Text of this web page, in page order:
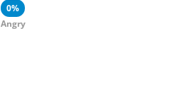
0%
Angry